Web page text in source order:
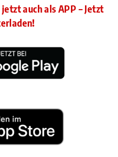
auch als APP – Jetzt